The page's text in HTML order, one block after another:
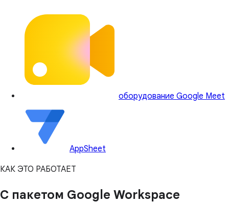
оборудование Google Meet
AppSheet
КАК ЭТО РАБОТАЕТ
С пакетом Google Workspace